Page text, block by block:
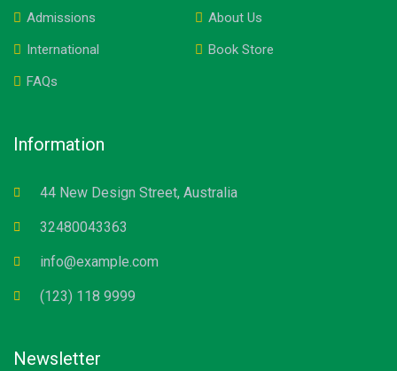
Admissions
About Us
International
Book Store
FAQs
Information
44 New Design Street, Australia
32480043363
info@example.com
(123) 118 9999
Newsletter